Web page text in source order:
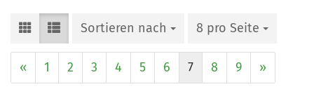
Sortieren nach 8 pro Seite
« 1 2 3 4 5 6 7 8 9 »